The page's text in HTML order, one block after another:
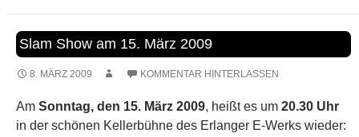
Slam Show am 15. März 2009
8. MÄRZ 2009 KOMMENTAR HINTERLASSEN
Am Sonntag, den 15. März 2009, heißt es um 20.30 Uhr
in der schönen Kellerbühne des Erlanger E-Werks wieder: